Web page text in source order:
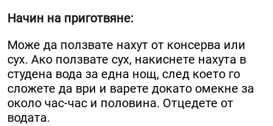
Начин на приготвяне:
Може да ползвате нахут от консерва или
сух. Ако ползвате сух, накиснете нахута в
студена вода за една нощ, след което го
сложете да ври и варете докато омекне за
около час-час и половина. Отцедете от
водата.